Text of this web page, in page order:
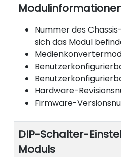
Nummer des
sich das Modul
Hardware-
Firmware-
DIP-Schalter-
Moduls